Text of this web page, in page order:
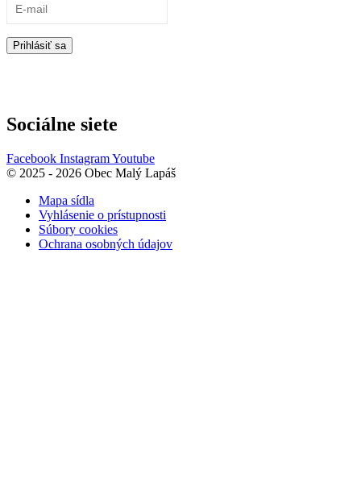
Prihlásiť sa
Sociálne siete
Facebook InstagramYoutube
© 2025 - 2026 Obec Malý Lapáš
Mapa sídla
Vyhlásenie o prístupnosti
Súbory cookies
Ochrana osobných údajov